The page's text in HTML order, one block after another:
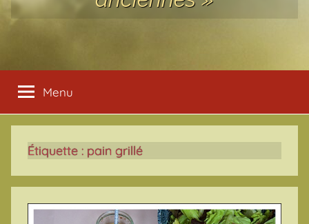
Menu
Étiquette : pain grillé